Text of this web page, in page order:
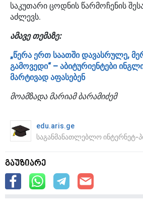
საკუთარი ცოდნის წარმოჩენის
აძლევს.
ამავე თემაზე:
„წერა ერთ საათში დავასრულე,
გამოვედი“ – აბიტურიენტები
მარტივად აფასებენ
მოამზადა მარიამ ბარამიძემ
edu.aris.ge
საგანმანათლებლო
გაუზიარე